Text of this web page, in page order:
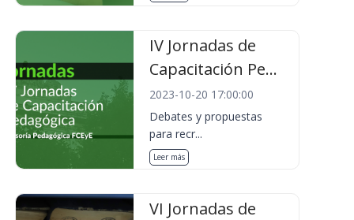
IV Jornadas de
Capacitación Pe...
2023-10-20 17:00:00
Debates y propuestas
para recr...
Leer más
VI Jornadas de